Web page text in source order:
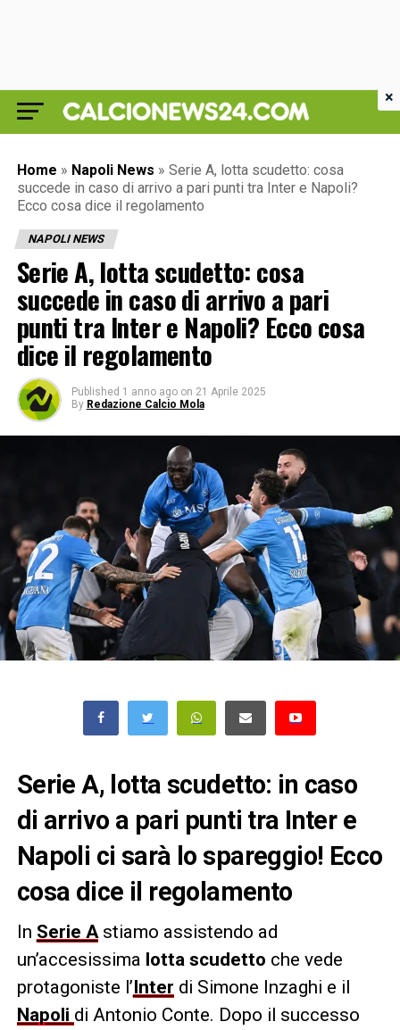
Home » Napoli News » Serie A, lotta scudetto: cosa
succede in caso di arrivo a pari punti tra Inter e Napoli?
Ecco cosa dice il regolamento
NAPOLI NEWS
Serie A, lotta scudetto: cosa
succede in caso di arrivo a pari
punti tra Inter e Napoli? Ecco cosa
dice il regolamento
Published 1 anno ago on 21 Aprile 2025
By Redazione Calcio Mola
Serie A, lotta scudetto: in caso
di arrivo a pari punti tra Inter e
Napoli ci sarà lo spareggio! Ecco
cosa dice il regolamento
In Serie Astiamo assistendo ad
un’accesissima lotta scudetto che vede
protagoniste l’Inter di Simone Inzaghi e il
Napoli di Antonio Conte. Dopo il successo
×